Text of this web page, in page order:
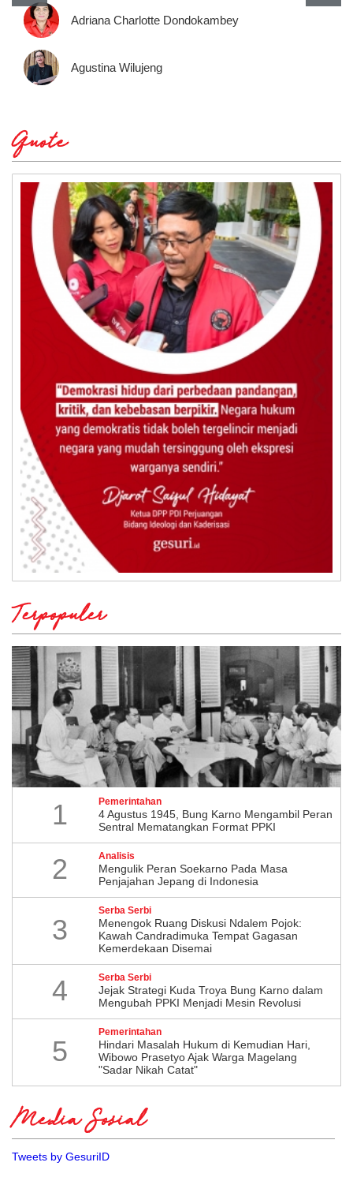
Adriana Charlotte Dondokambey
Agustina Wilujeng
Quote
Terpopuler
1 Pemerintahan
4 Agustus 1945, Bung Karno Mengambil Peran
Sentral Mematangkan Format PPKI
2 Analisis
Mengulik Peran Soekarno Pada Masa
Penjajahan Jepang di Indonesia
3
Serba Serbi
Menengok Ruang Diskusi Ndalem Pojok:
Kawah Candradimuka Tempat Gagasan
Kemerdekaan Disemai
4 Serba Serbi
Jejak Strategi Kuda Troya Bung Karno dalam
Mengubah PPKI Menjadi Mesin Revolusi
5
Pemerintahan
Hindari Masalah Hukum di Kemudian Hari,
Wibowo Prasetyo Ajak Warga Magelang
"Sadar Nikah Catat"
Media Sosial
Tweets by GesuriID